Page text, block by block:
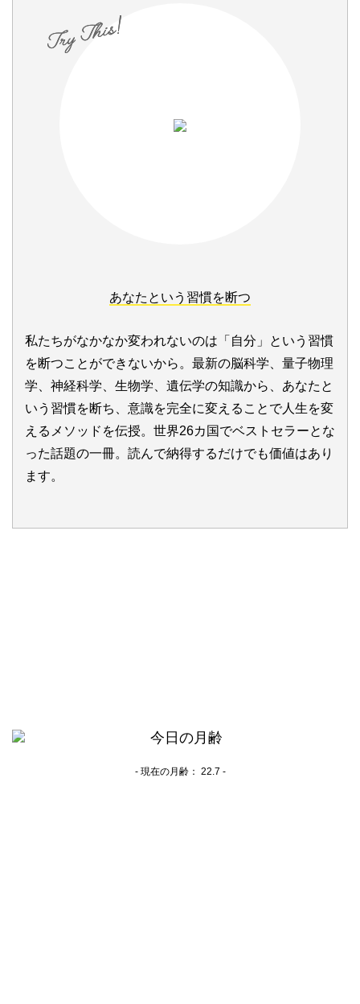
あなたという習慣を断つ
私たちがなかなか変われないのは「自分」という習慣
を断つことができないから。最新の脳科学、量子物理
学、神経科学、生物学、遺伝学の知識から、あなたと
いう習慣を断ち、意識を完全に変えることで人生を変
えるメソッドを伝授。世界26カ国でベストセラーとな
った話題の一冊。読んで納得するだけでも価値はあり
ます。
- 現在の月齢： 22.7 -